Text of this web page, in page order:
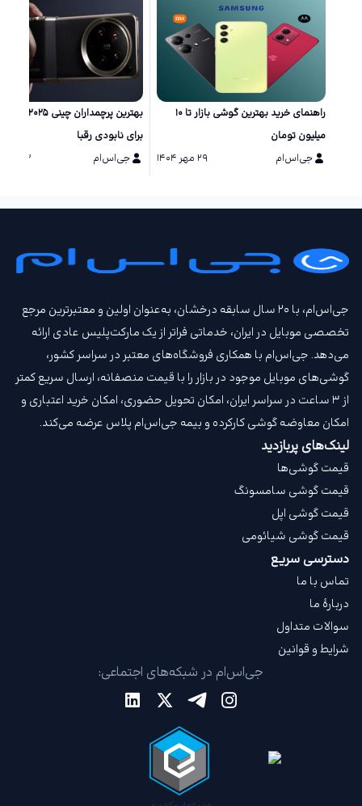
راهنمای خرید بهترین گوشی بازار تا ۱۰
میلیون تومان
جی‌اس‌ام
۲۹ مهر ۱۴۰۴
برای نابودی رقبا
جی‌اس‌ام
۱۳ مرداد ۱۴۰۴
جی‌اس‌ام، با ۲۰ سال سابقه درخشان، به‌عنوان اولین و معتبرترین مرجع
تخصصی موبایل در ایران، خدماتی فراتر از یک مارکت‌پلیس عادی ارائه
می‌دهد. جی‌اس‌ام با همکاری فروشگاه‌های معتبر در سراسر کشور،
گوشی‌های موبایل موجود در بازار را با قیمت‌ منصفانه، ارسال سریع کمتر
از ۳ ساعت در سراسر ایران، امکان تحویل حضوری، امکان خرید اعتباری و
امکان معاوضه گوشی کارکرده و بیمه جی‌اس‌ام‌ پلاس عرضه می‌کند.
لینک‌های پربازدید
قیمت گوشی‌ها
قیمت گوشی سامسونگ
قیمت گوشی اپل
قیمت گوشی شیائومی
دسترسی سریع
تماس با ما
دربارهٔ ما
سوالات متداول
شرایط و قوانین
جی‌اس‌ام در شبکه‌های اجتماعی: